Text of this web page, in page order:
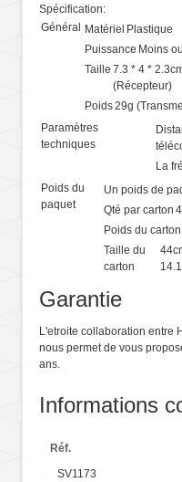
Spécification:
Général
Matériel Plastique
Puissance Moins
Taille 7.3 * 4 *
(Récepteur)
Poids29g
Paramètres
techniques
La
Poids du
paquet
Un poids de
Qté par carton
Poids du carton
Taille du
carton
Garantie
L'etroite collaboration entre
nous permet de vous
ans.
Informations
Réf.
SV1173